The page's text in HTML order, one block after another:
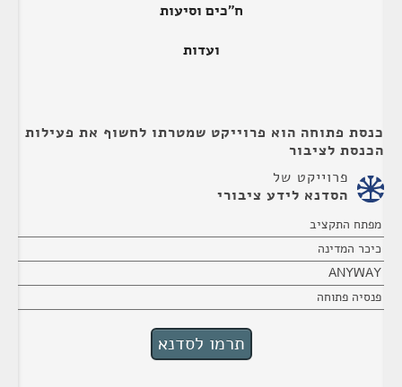
ח"כים וסיעות
ועדות
כנסת פתוחה הוא פרוייקט שמטרתו לחשוף את פעילות
הכנסת לציבור
פרוייקט של
הסדנא לידע ציבורי
מפתח התקציב
כיכר המדינה
ANYWAY
פנסיה פתוחה